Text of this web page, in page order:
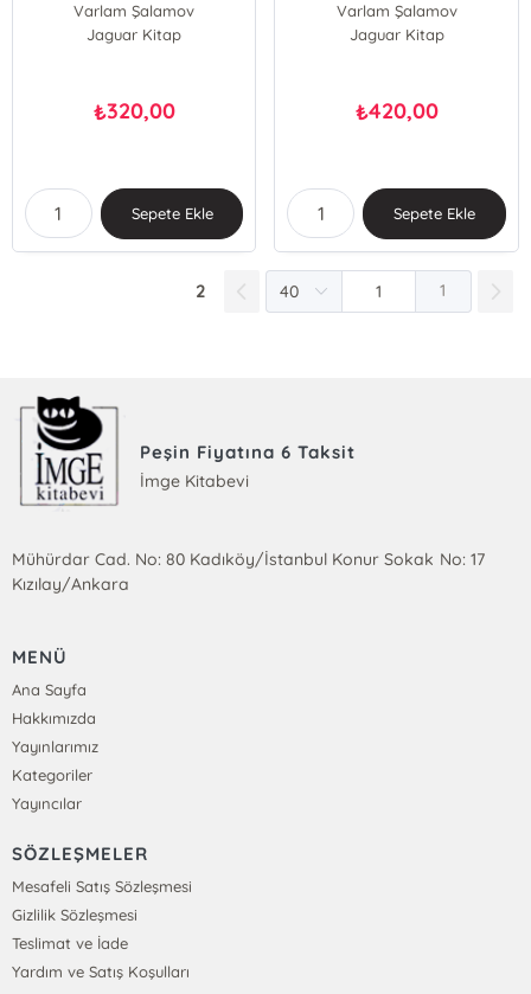
Varlam Şalamov
Jaguar Kitap
₺320,00
Sepete Ekle
Varlam Şalamov
Jaguar Kitap
₺420,00
Sepete Ekle
2 1
Peşin Fiyatına 6 Taksit
İmge Kitabevi
Mühürdar Cad. No: 80 Kadıköy/İstanbul Konur Sokak No: 17
Kızılay/Ankara
MENÜ
Ana Sayfa
Hakkımızda
Yayınlarımız
Kategoriler
Yayıncılar
SÖZLEŞMELER
Mesafeli Satış Sözleşmesi
Gizlilik Sözleşmesi
Teslimat ve İade
Yardım ve Satış Koşulları